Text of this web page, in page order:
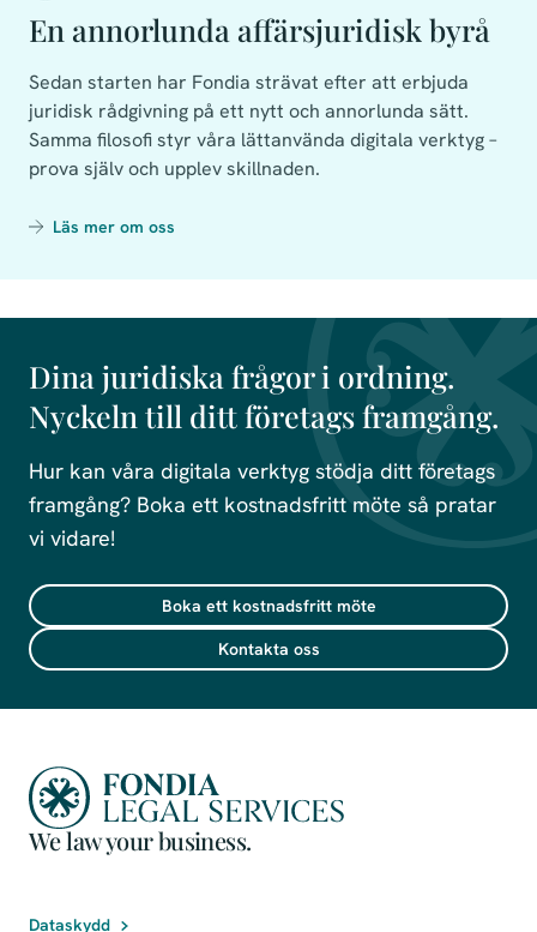
En annorlunda affärsjuridisk byrå
Sedan starten har Fondia strävat efter att erbjuda
juridisk rådgivning på ett nytt och annorlunda sätt.
Samma filosofi styr våra lättanvända digitala verktyg –
prova själv och upplev skillnaden.
Läs mer om oss
Dina juridiska frågor i ordning.
Nyckeln till ditt företags framgång.
Hur kan våra digitala verktyg stödja ditt företags
framgång? Boka ett kostnadsfritt möte så pratar
vi vidare!
Boka ett kostnadsfritt möte
Kontakta oss
We law your business.
Dataskydd